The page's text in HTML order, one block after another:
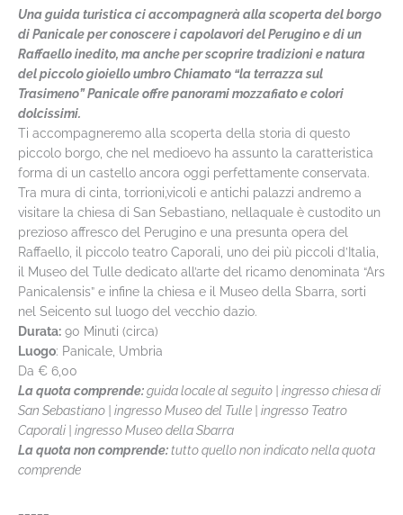
Una guida turistica ci accompagnerà alla scoperta del borgo
di Panicale per conoscere i capolavori del Perugino e di un
Raffaello inedito, ma anche per scoprire tradizioni e natura
del piccolo gioiello umbro Chiamato “la terrazza sul
Trasimeno” Panicale offre panorami mozzafiato e colori
dolcissimi.
Ti accompagneremo alla scoperta della storia di questo
piccolo borgo, che nel medioevo ha assunto la caratteristica
forma di un castello ancora oggi perfettamente conservata.
Tra mura di cinta, torrioni,vicoli e antichi palazzi andremo a
visitare la chiesa di San Sebastiano, nellaquale è custodito un
prezioso affresco del Perugino e una presunta opera del
Raffaello, il piccolo teatro Caporali, uno dei più piccoli d’Italia,
il Museo del Tulle dedicato all’arte del ricamo denominata “Ars
Panicalensis” e infine la chiesa e il Museo della Sbarra, sorti
nel Seicento sul luogo del vecchio dazio.
Durata: 90 Minuti (circa)
Luogo: Panicale, Umbria
Da € 6,00
La quota comprende:guida locale al seguito | ingresso chiesa di
San Sebastiano | ingresso Museo del Tulle | ingresso Teatro
Caporali | ingresso Museo della Sbarra
La quota non comprende:tutto quello non indicato nella quota
comprende